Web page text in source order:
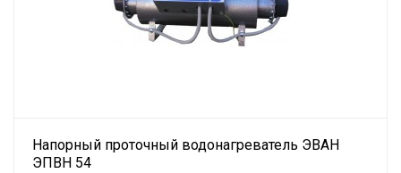
Напорный проточный водонагреватель ЭВАН
ЭПВН 54